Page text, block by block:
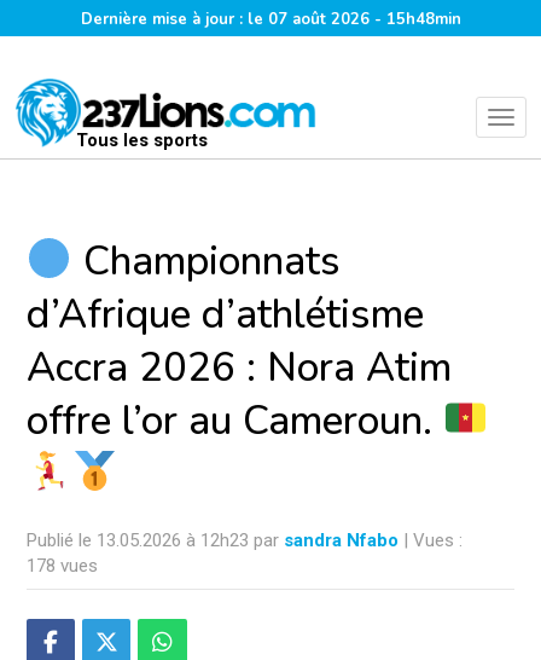
Dernière mise à jour : le 07 août 2026 - 15h48min
Tous les sports
Championnats
d’Afrique d’athlétisme
Accra 2026 : Nora Atim
offre l’or au Cameroun.
Publié le 13.05.2026 à 12h23 par sandra Nfabo | Vues :
178 vues